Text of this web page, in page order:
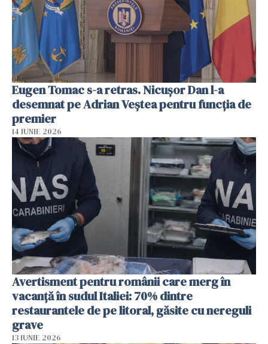
Eugen Tomac s-a retras. Nicușor Dan l-a
desemnat pe Adrian Veștea pentru funcția de
premier
14 IUNIE 2026
Avertisment pentru românii care merg în
vacanță în sudul Italiei: 70% dintre
restaurantele de pe litoral, găsite cu nereguli
grave
13 IUNIE 2026